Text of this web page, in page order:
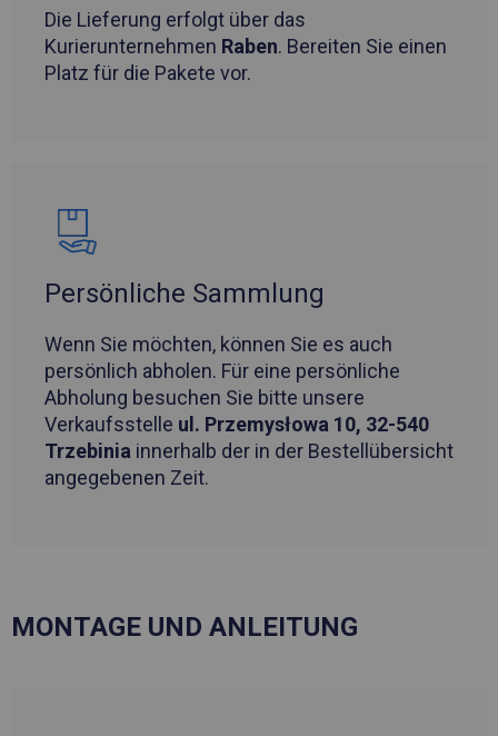
Die Lieferung erfolgt über das
Kurierunternehmen Raben. Bereiten Sie einen
Platz für die Pakete vor.
Persönliche Sammlung
Wenn Sie möchten, können Sie es auch
persönlich abholen. Für eine persönliche
Abholung besuchen Sie bitte unsere
Verkaufsstelle ul. Przemysłowa 10, 32-540
Trzebinia innerhalb der in der Bestellübersicht
angegebenen Zeit.
MONTAGE UND ANLEITUNG